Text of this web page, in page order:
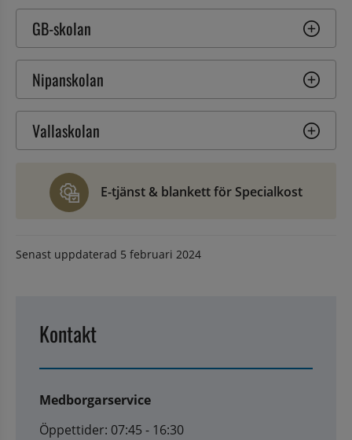
GB-skolan
Nipanskolan
Vallaskolan
E-tjänst & blankett för Specialkost
Senast uppdaterad 5 februari 2024
Kontakt
Medborgarservice
Öppettider: 07:45 - 16:30